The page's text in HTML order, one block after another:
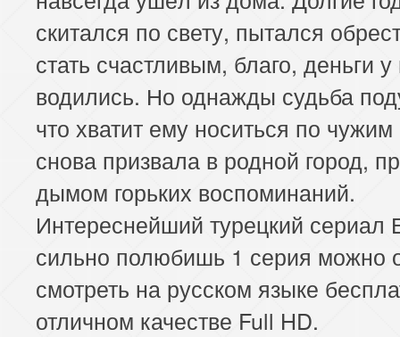
скитался по свету, пытался
стать счастливым, благо, деньги у
водились. Но однажды судьба
что хватит ему носиться по
снова призвала в родной город,
дымом горьких воспоминаний.
Интереснейший турецкий сериал
сильно полюбишь 1 серия можно
смотреть на русском языке
отличном качестве Full HD.